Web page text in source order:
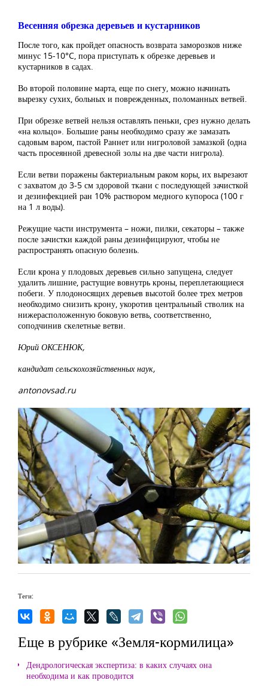
Весенняя обрезка деревьев и кустарников
После того, как пройдет опасность возврата заморозков ниже
минус 15-10°C, пора приступать к обрезке деревьев и
кустарников в садах.
Во второй половине марта, еще по снегу, можно начинать
вырезку сухих, больных и поврежденных, поломанных ветвей.
При обрезке ветвей нельзя оставлять пеньки, срез нужно делать
«на кольцо». Большие раны необходимо сразу же замазать
садовым варом, пастой Раннет или нигроловой замазкой (одна
часть просеянной древесной золы на две части нигрола).
Если ветви поражены бактериальным раком коры, их вырезают
с захватом до 3-5 см здоровой ткани с последующей зачисткой
и дезинфекцией ран 10% раствором медного купороса (100 г
на 1 л воды).
Режущие части инструмента – ножи, пилки, секаторы – также
после зачистки каждой раны дезинфицируют, чтобы не
распространять опасную болезнь.
Если крона у плодовых деревьев сильно запущена, следует
удалить лишние, растущие вовнутрь кроны, переплетающиеся
побеги. У плодоносящих деревьев высотой более трех метров
необходимо снизить крону, укоротив центральный стволик на
нижерасположенную боковую ветвь, соответственно,
соподчинив скелетные ветви.
Юрий ОКСЕНЮК,
кандидат сельскохозяйственных наук,
antonovsad.ru
Теги:
Еще в рубрике «Земля-кормилица»
Дендрологическая экспертиза: в каких случаях она
необходима и как проводится